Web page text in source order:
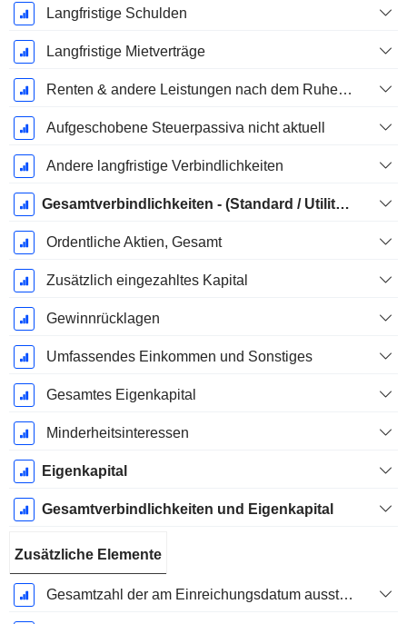
Langfristige Schulden
Langfristige Mietverträge
Renten & andere Leistungen nach dem Ruhestand
Aufgeschobene Steuerpassiva nicht aktuell
Andere langfristige Verbindlichkeiten
Gesamtverbindlichkeiten - (Standard / Utility Vorlage)
Ordentliche Aktien, Gesamt
Zusätzlich eingezahltes Kapital
Gewinnrücklagen
Umfassendes Einkommen und Sonstiges
Gesamtes Eigenkapital
Minderheitsinteressen
Eigenkapital
Gesamtverbindlichkeiten und Eigenkapital
Zusätzliche Elemente
Gesamtzahl der am Einreichungsdatum ausstehenden Aktien